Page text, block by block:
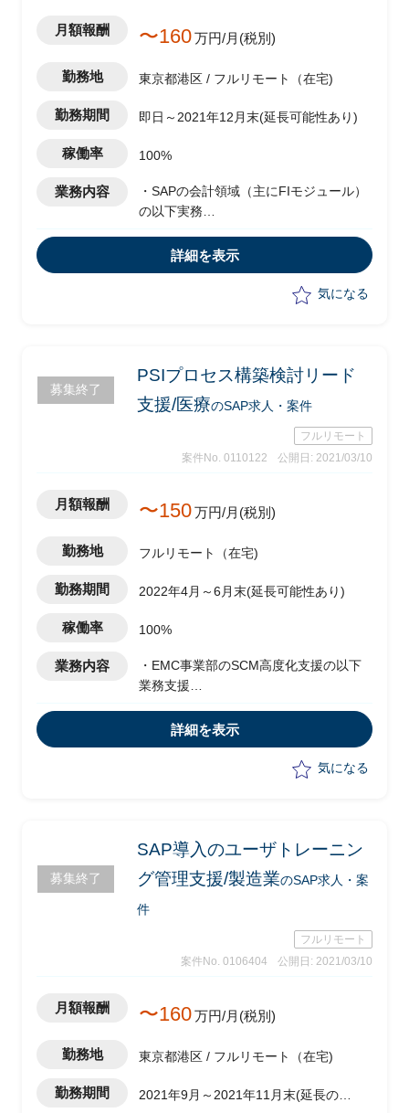
月額報酬 〜160万円/月(税別)
勤務地 東京都港区 / フルリモート（在宅)
勤務期間 即日～2021年12月末(延長可能性あり)
稼働率 100%
業務内容
・SAPの会計領域（主にFIモジュール）
の以下実務
-アドオン基本設計
-改修プログラム受入
詳細を表示
気になる
募集終了
PSIプロセス構築検討リード
支援/医療のSAP求人・案件
フルリモート
案件No. 0110122
公開日: 2021/03/10
月額報酬 〜150万円/月(税別)
勤務地 フルリモート（在宅)
勤務期間 2022年4月～6月末(延長可能性あり)
稼働率 100%
業務内容
・EMC事業部のSCM高度化支援の以下
業務支援
・在庫適正化支援
・SAP導入アドバイス
詳細を表示
気になる
募集終了
SAP導入のユーザトレーニン
グ管理支援/製造業のSAP求人・案
件
フルリモート
案件No. 0106404
公開日: 2021/03/10
月額報酬 〜160万円/月(税別)
勤務地 東京都港区 / フルリモート（在宅)
勤務期間
2021年9月～2021年11月末(延長の可